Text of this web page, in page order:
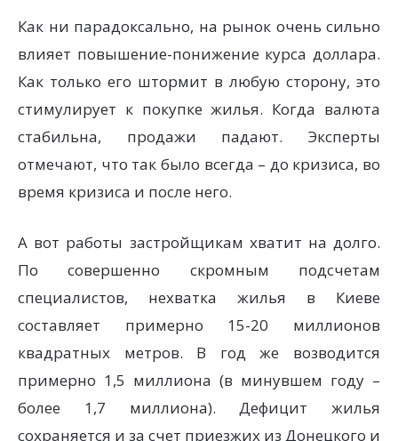
Как ни парадоксально, на рынок очень сильно
влияет повышение-понижение курса доллара.
Как только его штормит в любую сторону, это
стимулирует к покупке жилья. Когда валюта
стабильна, продажи падают. Эксперты
отмечают, что так было всегда – до кризиса, во
время кризиса и после него.
А вот работы застройщикам хватит на долго.
По совершенно скромным подсчетам
специалистов, нехватка жилья в Киеве
составляет примерно 15-20 миллионов
квадратных метров. В год же возводится
примерно 1,5 миллиона (в минувшем году –
более 1,7 миллиона). Дефицит жилья
сохраняется и за счет приезжих из Донецкого и